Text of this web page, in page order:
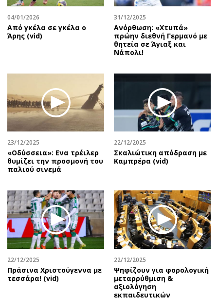
04/01/2026
Από γκέλα σε γκέλα ο
Άρης (vid)
31/12/2025
Ανόρθωση: «Χτυπά»
πρώην διεθνή Γερμανό με
θητεία σε Άγιαξ και
Νάπολι!
23/12/2025
«Οδύσσεια»: Ενα τρέιλερ
θυμίζει την προσμονή του
παλιού σινεμά
22/12/2025
Σκαλιώτικη απόδραση με
Καμπρέρα (vid)
22/12/2025
Πράσινα Χριστούγεννα με
τεσσάρα! (vid)
22/12/2025
Ψηφίζουν για φορολογική
μεταρρύθμιση &
αξιολόγηση
εκπαιδευτικών